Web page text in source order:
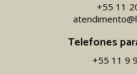
+55 11
Telefones
+55 11 9